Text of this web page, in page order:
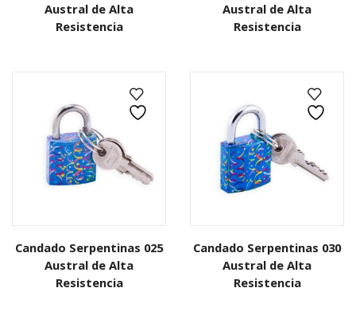
Austral de Alta
Resistencia
Austral de Alta
Resistencia
Candado Serpentinas 025
Austral de Alta
Resistencia
Candado Serpentinas 030
Austral de Alta
Resistencia